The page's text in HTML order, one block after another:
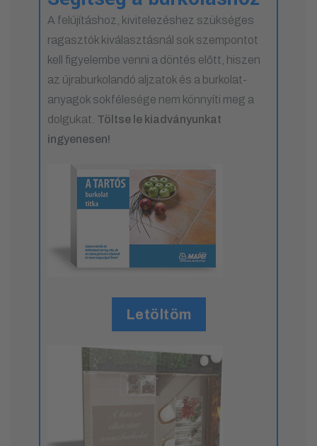
A felújításhoz, kivitelezéshez szükséges
ragasztók kiválasztásnál sok szempontot
kell figyelembe venni a döntés előtt, hiszen
az újraburkolandó aljzatok és a burkolat-
anyagok sokfélesége nem könnyíti meg a
dolgukat. Töltse le kiadványunkat
ingyenesen!
Letöltöm